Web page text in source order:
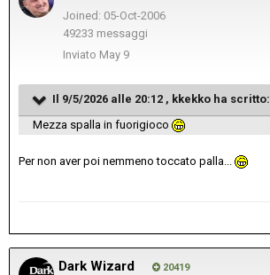
Joined: 05-Oct-2006
49233 messaggi
Inviato May 9
Il 9/5/2026 alle 20:12 , kkekko ha scritto:
Mezza spalla in fuorigioco
Per non aver poi nemmeno toccato palla...
Dark Wizard 20419